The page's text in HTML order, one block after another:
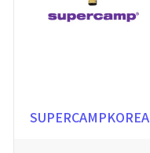
SUPERCAMPKOREA